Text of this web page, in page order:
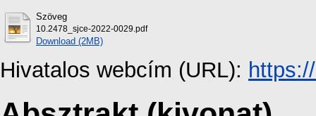
Szöveg
10.2478_sjce-2022-0029.pdf
Download (2MB)
Hivatalos webcím (URL):